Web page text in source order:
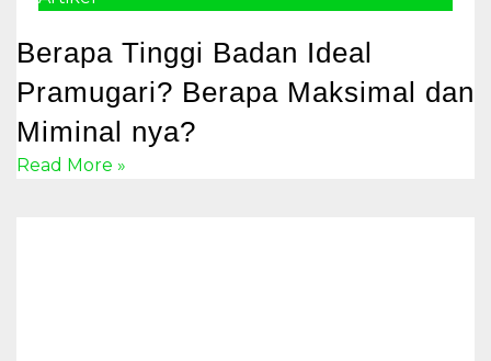
Berapa Tinggi Badan Ideal
Pramugari? Berapa Maksimal dan
Miminal nya?
Read More »